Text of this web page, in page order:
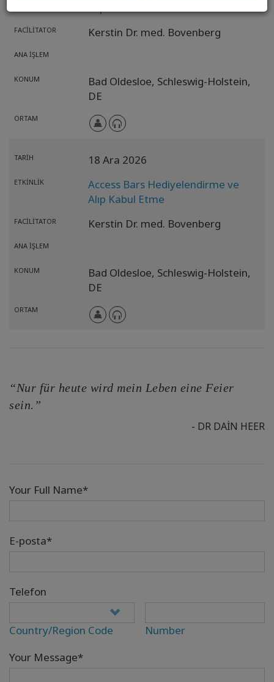
FACILITATOR Kerstin Dr. med. Bovenberg
ANA İŞLEM
KONUM Bad Oldesloe, Schleswig-Holstein,
DE
ORTAM
TARIH 18 Ara 2026
ETKINLIK
Access Bars Hediyelendirme ve
Alıp Kabul Etme
FACILITATOR Kerstin Dr. med. Bovenberg
ANA İŞLEM
KONUM Bad Oldesloe, Schleswig-Holstein,
DE
ORTAM
“Nur für heute wird mein Leben eine Feier
sein.”
- DR DAIN HEER
Your Full Name*
E-posta*
Telefon
Country/Region Code
Number
Your Message*